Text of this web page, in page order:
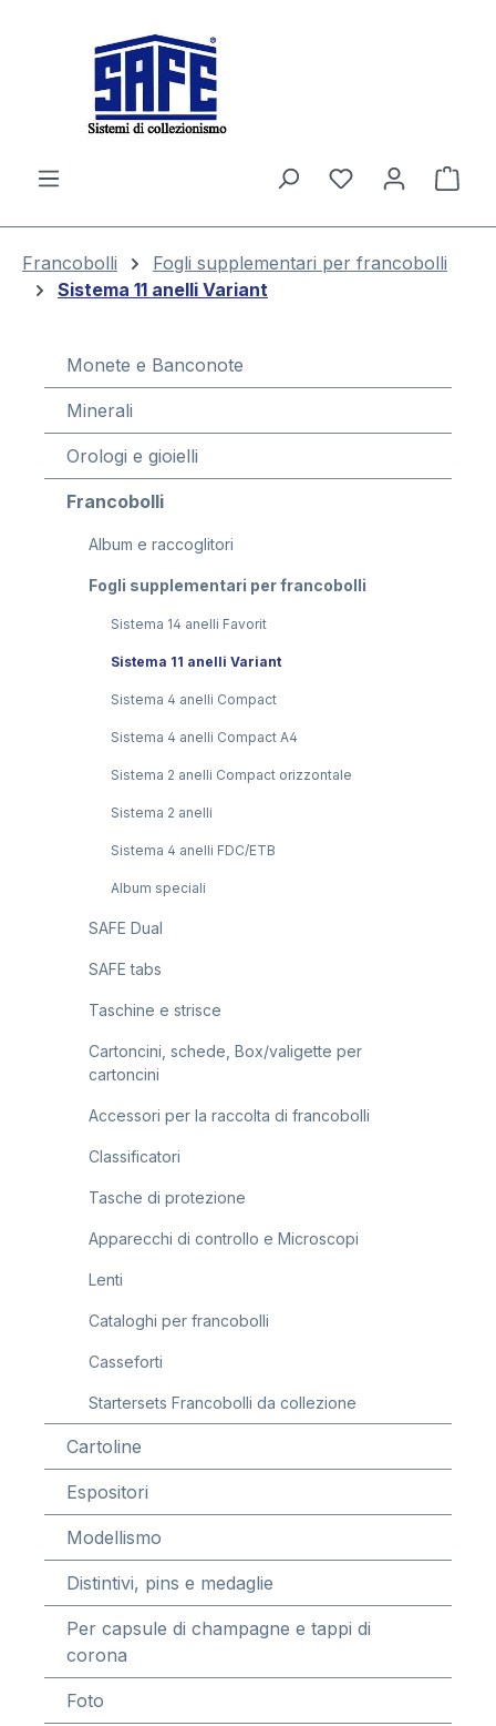
Il
Francobolli
Fogli supplementari per francobolli
Sistema 11 anelli Variant
Monete e Banconote
Minerali
Orologi e gioielli
Francobolli
Album e raccoglitori
Fogli supplementari per francobolli
Sistema 14 anelli Favorit
Sistema 11 anelli Variant
Sistema 4 anelli Compact
Sistema 4 anelli Compact A4
Sistema 2 anelli Compact orizzontale
Sistema 2 anelli
Sistema 4 anelli FDC/ETB
Album speciali
SAFE Dual
SAFE tabs
Taschine e strisce
Cartoncini, schede, Box/valigette per
cartoncini
Accessori per la raccolta di francobolli
Classificatori
Tasche di protezione
Apparecchi di controllo e Microscopi
Lenti
Cataloghi per francobolli
Casseforti
Startersets Francobolli da collezione
Cartoline
Espositori
Modellismo
Distintivi, pins e medaglie
Per capsule di champagne e tappi di
corona
Foto